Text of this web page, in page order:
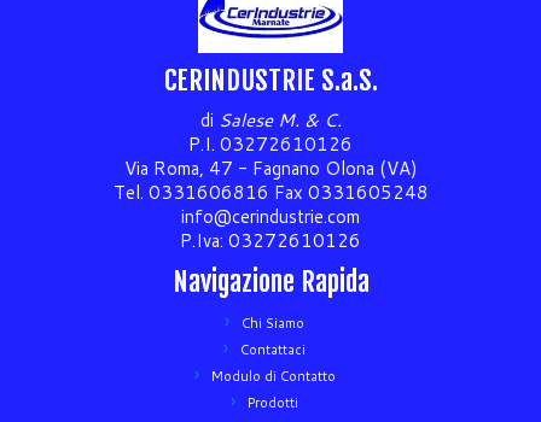
CERINDUSTRIE S.a.S.
di Salese M. & C.
P.I. 03272610126
Via Roma, 47 - Fagnano Olona (VA)
Tel. 0331606816 Fax 0331605248
info@cerindustrie.com
P.Iva: 03272610126
Navigazione Rapida
Chi Siamo
Contattaci
Modulo di Contatto
Prodotti